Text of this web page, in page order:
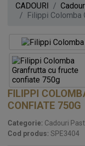
CADOURI
Filippi Colomba
FILIPPI
CONFIATE 750G
Categorie: Cadouri
Cod produs: SPE3404